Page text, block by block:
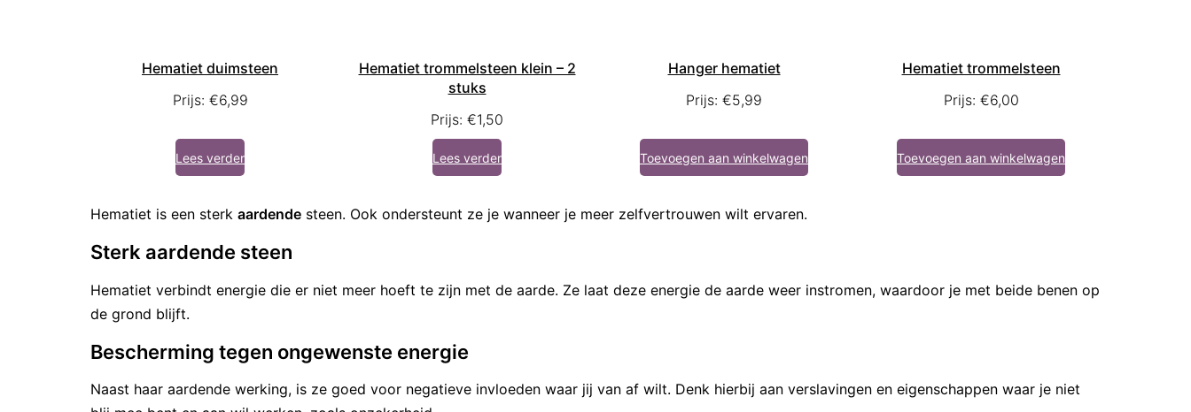
Hematiet duimsteen
Prijs: €6,99
Lees verder
Hematiet trommelsteen klein – 2
stuks
Prijs: €1,50
Lees verder
Hanger hematiet
Prijs: €5,99
Toevoegen aan winkelwagen
Hematiet trommelsteen
Prijs: €6,00
Toevoegen aan winkelwagen
Hematiet is een sterk aardende steen. Ook ondersteunt ze je wanneer je meer zelfvertrouwen wilt ervaren.
Sterk aardende steen
Hematiet verbindt energie die er niet meer hoeft te zijn met de aarde. Ze laat deze energie de aarde weer instromen, waardoor je met beide benen op
de grond blijft.
Bescherming tegen ongewenste energie
Naast haar aardende werking, is ze goed voor negatieve invloeden waar jij van af wilt. Denk hierbij aan verslavingen en eigenschappen waar je niet